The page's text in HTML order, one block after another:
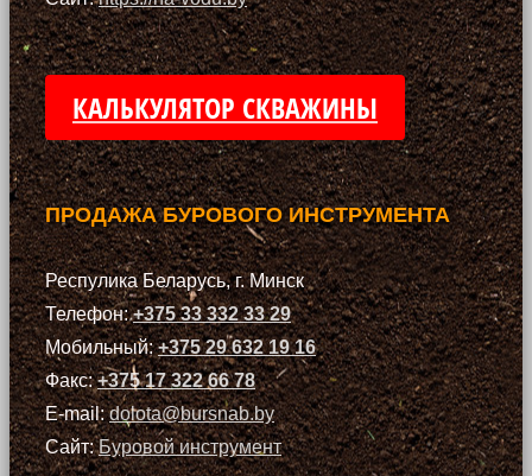
КАЛЬКУЛЯТОР СКВАЖИНЫ
ПРОДАЖА БУРОВОГО ИНСТРУМЕНТА
Респулика Беларусь, г. Минск
Телефон:+375 33 332 33 29
Мобильный:+375 29 632 19 16
Факс:+375 17 322 66 78
E-mail:dolota@bursnab.by
Сайт:Буровой инструмент